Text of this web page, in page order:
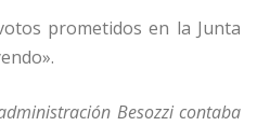
prometidos en la Junta
Besozzi contaba